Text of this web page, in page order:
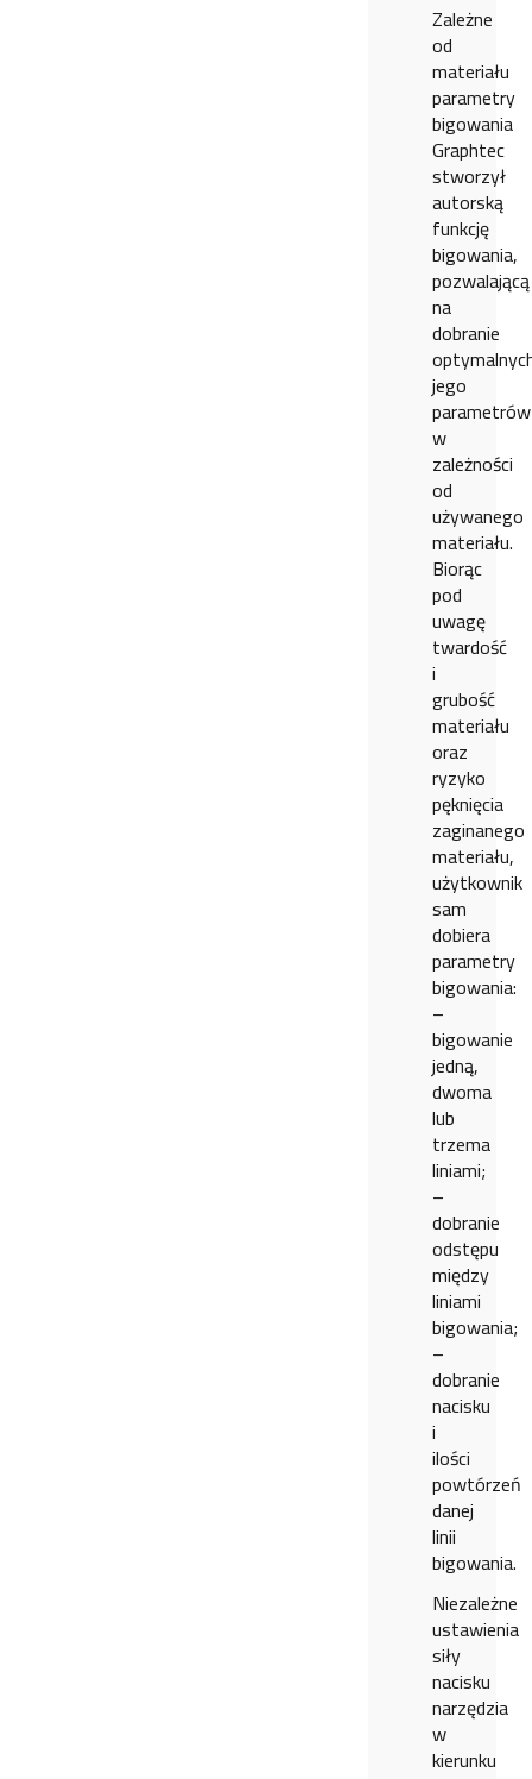
Zależne
od
materiału
parametry
bigowania
Graphtec
stworzył
autorską
funkcję
bigowania,
pozwalającą
na
dobranie
jego
parametrów
w
zależności
od
używanego
materiału.
Biorąc
pod
uwagę
twardość
i
grubość
materiału
oraz
ryzyko
pęknięcia
zaginanego
materiału,
użytkownik
sam
dobiera
parametry
bigowania:
–
bigowanie
jedną,
dwoma
lub
trzema
liniami;
–
dobranie
odstępu
między
liniami
bigowania;
–
dobranie
nacisku
i
ilości
powtórzeń
danej
linii
bigowania.
Niezależne
ustawienia
siły
nacisku
narzędzia
w
kierunku